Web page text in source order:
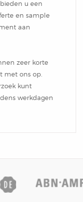
u een
en sample
aan
zeer korte
met ons op.
kunt
werkdagen